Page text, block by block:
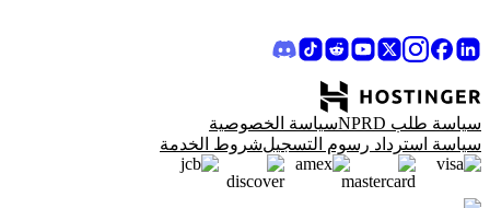
سياسة طلب NPRD
سياسة الخصوصية
سياسة استرداد رسوم التسجيلشروط الخدمة